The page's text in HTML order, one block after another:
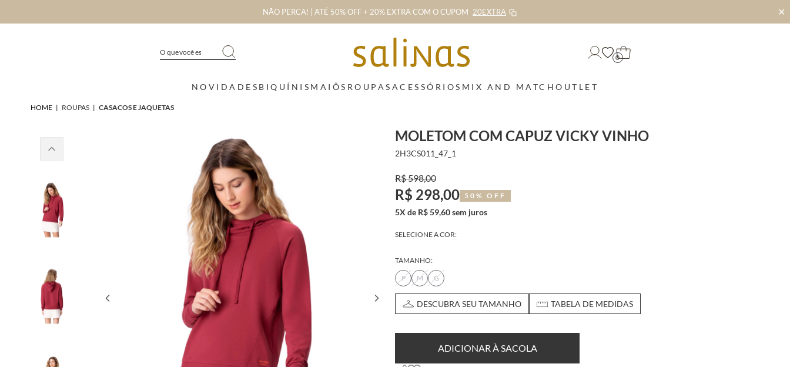
NÃO PERCA! | ATÉ 50% OFF + 20% EXTRA COM O CUPOM 20EXTRA ✕
0
NOVIDADES BIQUÍNIS MAIÔS ROUPAS ACESSÓRIOS MIX AND MATCHOUTLET
HOME | ROUPAS | CASACOS E JAQUETAS
MOLETOM COM CAPUZ VICKY VINHO
2H3CS011_47_1
R$ 598,00
R$ 298,00 50% OFF
5X de R$ 59,60 sem juros
SELECIONE A COR:
TAMANHO:
P
M G
DESCUBRA SEU TAMANHO TABELA DE MEDIDAS
ADICIONAR À SACOLA